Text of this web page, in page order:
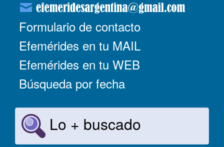
Formulario de contacto
Efemérides en tu MAIL
Efemérides en tu WEB
Búsqueda por fecha
Lo + buscado